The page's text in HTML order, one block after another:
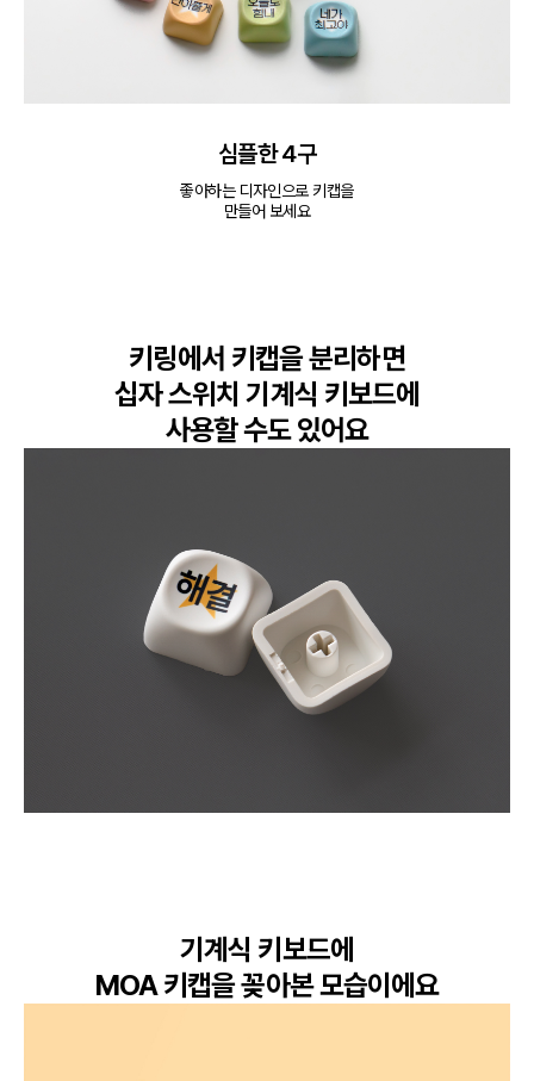
심플한 4구
좋아하는 디자인으로 키캡을
만들어 보세요
키링에서 키캡을 분리하면
십자 스위치 기계식 키보드에
사용할 수도 있어요
기계식 키보드에
MOA 키캡을 꽂아본 모습이에요